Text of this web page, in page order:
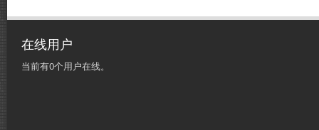
在线用户
当前有0个用户在线。